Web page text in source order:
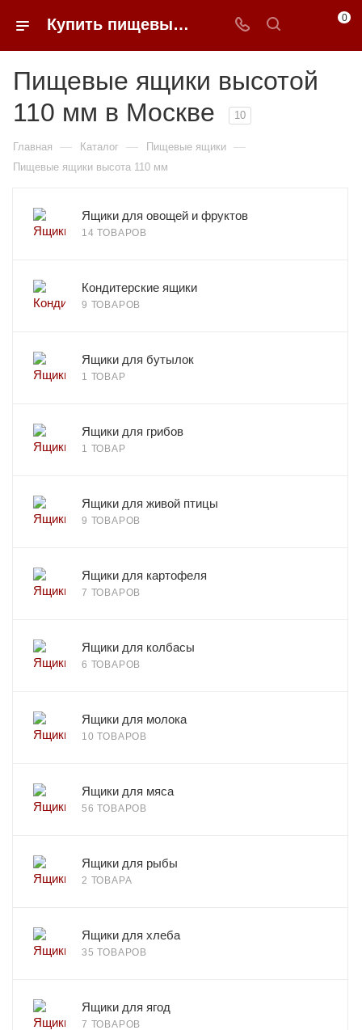
Купить пищевые ящики высотой 110 мм в Москве в 0FFER 0
Пищевые ящики высотой
110 мм в Москве
10
Главная — Каталог — Пищевые ящики —
Пищевые ящики высота 110 мм
Ящики для овощей и фруктов
14 ТОВАРОВ
Кондитерские ящики
9 ТОВАРОВ
Ящики для бутылок
1 ТОВАР
Ящики для грибов
1 ТОВАР
Ящики для живой птицы
9 ТОВАРОВ
Ящики для картофеля
7 ТОВАРОВ
Ящики для колбасы
6 ТОВАРОВ
Ящики для молока
10 ТОВАРОВ
Ящики для мяса
56 ТОВАРОВ
Ящики для рыбы
2 ТОВАРА
Ящики для хлеба
35 ТОВАРОВ
Ящики для ягод
7 ТОВАРОВ